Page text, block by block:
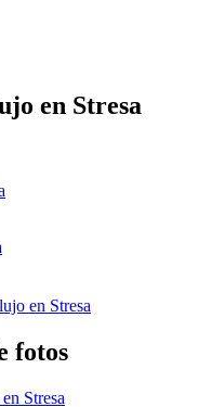
en Stresa
en Stresa
fotos